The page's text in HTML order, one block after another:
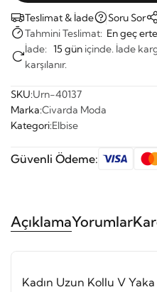
Teslimat & İade Soru Sor
Tahmini Teslimat: En geç
İade: 15 gün içinde. İade
karşılanır.
SKU:Urn-40137
Marka:Civarda Moda
Kategori:Elbise
Güvenli Ödeme:
AçıklamaYorumlar
Kadın Uzun Kollu V